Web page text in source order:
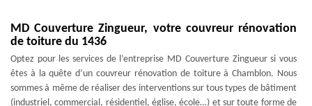
MD Couverture Zingueur, votre couvreur rénovation
de toiture du 1436
Optez pour les services de l’entreprise MD Couverture Zingueur si vous
êtes à la quête d’un couvreur rénovation de toiture à Chamblon. Nous
sommes à même de réaliser des interventions sur tous types de bâtiment
(industriel, commercial, résidentiel, église, école…) et sur toute forme de